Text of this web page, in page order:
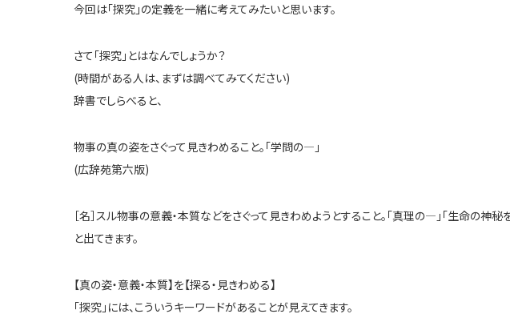
今回は「探究」の定義を一緒に考えてみたいと思います。
さて「探究」とはなんでしょうか？
(時間がある人は、まずは調べてみてください)
辞書でしらべると、
物事の真の姿をさぐって見きわめること。「学問の―」
(広辞苑第六版)
［名］スル物事の意義・本質などをさぐって見きわめようとすること。「真理の―」「生命の神
と出てきます。
【真の姿・意義・本質】を【探る・見きわめる】
「探究」には、こういうキーワードがあることが見えてきます。